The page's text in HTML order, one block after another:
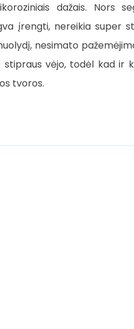
dažais. Nors
įrengti, nereikia super
nesimato
vėjo, todėl kad ir
tvoros.